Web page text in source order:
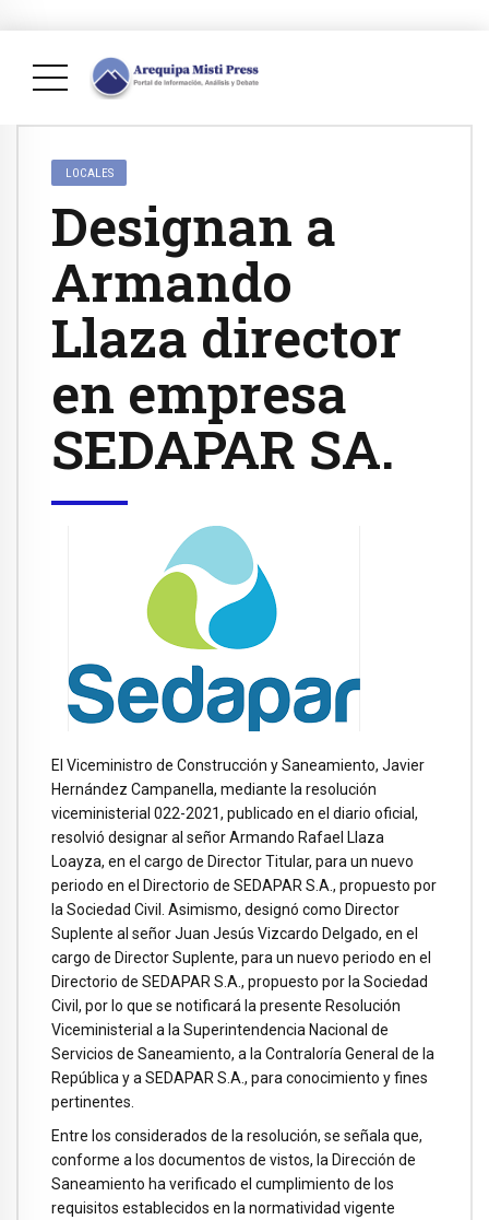
LOCALES
Designan a
Armando
Llaza director
en empresa
SEDAPAR SA.
El Viceministro de Construcción y Saneamiento, Javier
Hernández Campanella, mediante la resolución
viceministerial 022-2021, publicado en el diario oficial,
resolvió designar al señor Armando Rafael Llaza
Loayza, en el cargo de Director Titular, para un nuevo
periodo en el Directorio de SEDAPAR S.A., propuesto por
la Sociedad Civil. Asimismo, designó como Director
Suplente al señor Juan Jesús Vizcardo Delgado, en el
cargo de Director Suplente, para un nuevo periodo en el
Directorio de SEDAPAR S.A., propuesto por la Sociedad
Civil, por lo que se notificará la presente Resolución
Viceministerial a la Superintendencia Nacional de
Servicios de Saneamiento, a la Contraloría General de la
República y a SEDAPAR S.A., para conocimiento y fines
pertinentes.
Entre los considerados de la resolución, se señala que,
conforme a los documentos de vistos, la Dirección de
Saneamiento ha verificado el cumplimiento de los
requisitos establecidos en la normatividad vigente